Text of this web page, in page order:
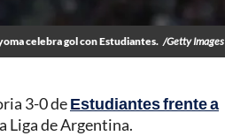
celebra gol con Estudiantes. /Getty Images
3-0 deEstudiantes frente a
Liga de Argentina.